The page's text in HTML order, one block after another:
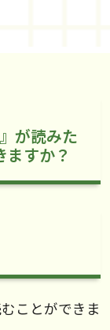
が読みた
ますか？
ことができま